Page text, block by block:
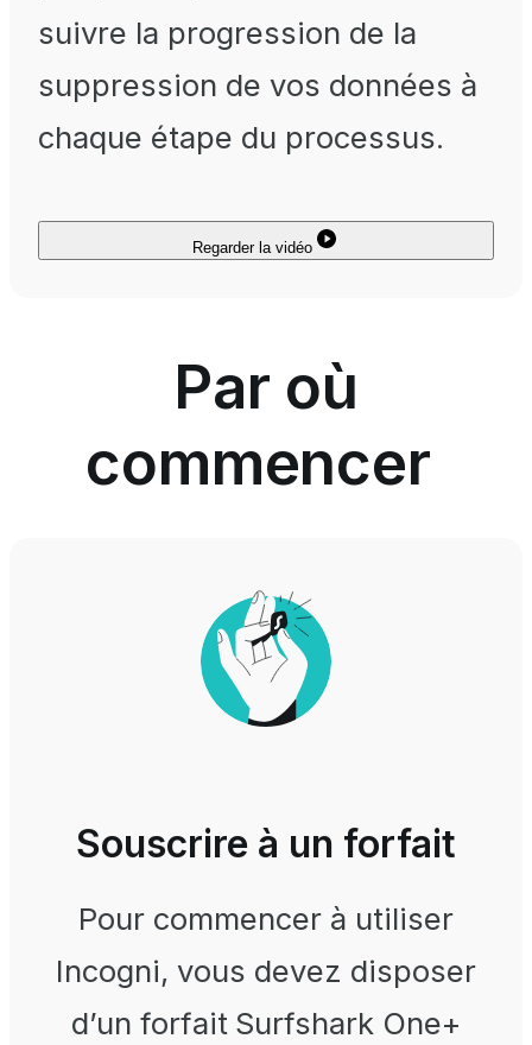
suivre la progression de la
suppression de vos données à
chaque étape du processus.
Regarder la vidéo
Par où
commencer
Souscrire à un forfait
Pour commencer à utiliser
Incogni, vous devez disposer
d’un forfait Surfshark One+